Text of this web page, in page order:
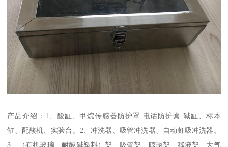
产品介绍：1、酸缸、甲烷传感器防护罩 电话防护盒 碱缸、标本
缸、配酸机、实验台。2、冲洗器、吸管冲洗器、自动虹吸冲洗器。
3、（有机玻璃、耐酸碱塑料）架、吸管架、晾瓶架、移液架、大气